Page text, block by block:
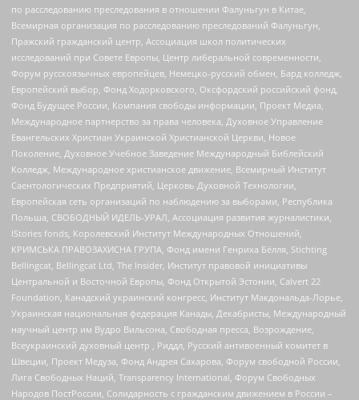
по расследованию преследования в отношении Фалуньгун в Китае,
Всемирная организация по расследованию преследований Фалуньгун,
Пражский гражданский центр, Ассоциация школ политических
исследований при Совете Европы, Центр либеральной современности,
Форум русскоязычных европейцев, Немецко-русский обмен, Бард колледж,
Европейский выбор, Фонд Ходорковского, Оксфордский российский фонд,
Фонд Будущее России, Компания свободы информации, Проект Медиа,
Международное партнерство за права человека, Духовное Управление
Евангельских Христиан Украинской Христианской Церкви, Новое
Поколение, Духовное Учебное Заведение Международный Библейский
Колледж, Международное христианское движение, Всемирный Институт
Саентологических Предприятий, Церковь Духовной Технологии,
Европейская сеть организаций по наблюдению за выборами, Республика
Польша, СВОБОДНЫЙ ИДЕЛЬ-УРАЛ, Ассоциация развития журналистики,
IStories fonds, Королевский Институт Международных Отношений,
КРИМСЬКА ПРАВОЗАХИСНА ГРУПА, Фонд имени Генриха Бёлля, Stichting
Bellingcat, Bellingcat Ltd, The Insider, Институт правовой инициативы
Центральной и Восточной Европы, Фонд Открытой Эстонии, Calvert 22
Foundation, Канадский украинский конгресс, Институт Макдональда-Лорье,
Украинская национальная федерация Канады, Декабристы, Международный
научный центр им Вудро Вильсона, Свободная пресса, Возрождение,
Всеукраинский духовный центр , Риддл, Русский антивоенный комитет в
Швеции, Проект Медуза, Фонд Андрея Сахарова, Форум свободной России,
Лига Свободных Наций, Transparеncy International, Форум Свободных
Народов ПостРоссии, Солидарность с гражданским движением в России –